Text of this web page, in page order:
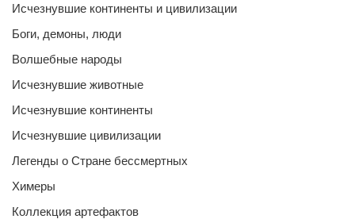
Исчезнувшие континенты и цивилизации
Боги, демоны, люди
Волшебные народы
Исчезнувшие животные
Исчезнувшие континенты
Исчезнувшие цивилизации
Легенды о Стране бессмертных
Химеры
Коллекция артефактов